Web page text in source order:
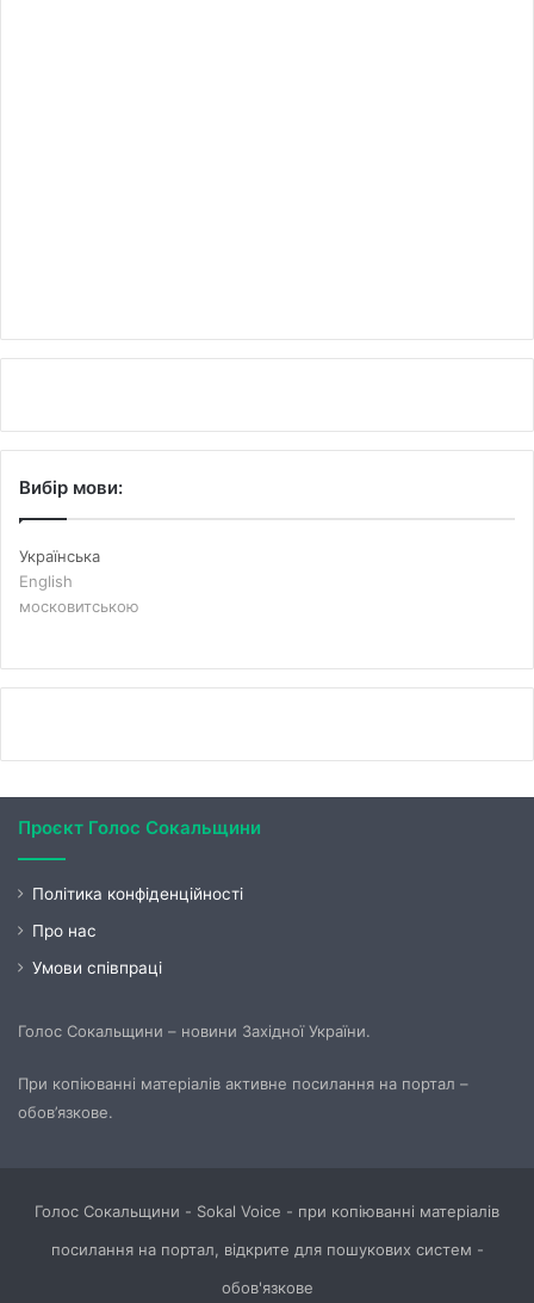
Вибір мови:
Українська
English
московитською
Проєкт Голос Сокальщини
Політика конфіденційності
Про нас
Умови співпраці
Голос Сокальщини – новини Західної України.
При копіюванні матеріалів активне посилання на портал –
обов’язкове.
Голос Сокальщини - Sokal Voice - при копіюванні матеріалів
посилання на портал, відкрите для пошукових систем -
обов'язкове